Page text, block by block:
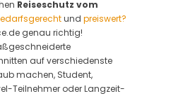
Reiseschutz vom
und preiswert?
genau richtig!
auf verschiedenste
machen, Student,
Teilnehmer oder Langzeit-